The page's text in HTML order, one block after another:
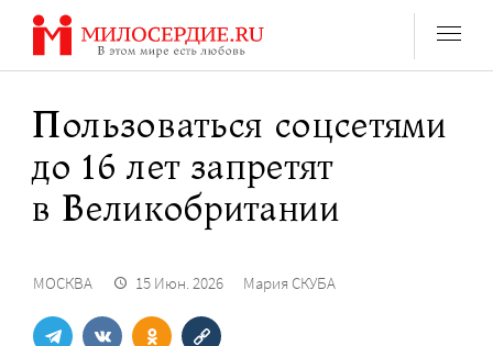
Перейти
содержанию
Пользоваться соцсетями
до 16 лет запретят
в Великобритании
МОСКВА 15 Июн. 2026 Мария СКУБА